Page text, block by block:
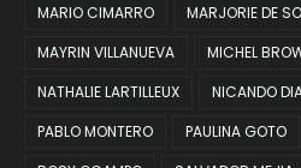
MARIO CIMARRO
MARJORIE DE
MAYRIN VILLANUEVA
MICHEL
NATHALIE LARTILLEUX
NICANDO
PABLO MONTERO
PAULINA GOTO